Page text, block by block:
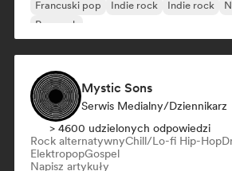
Francuski pop
Indie rock Indie rock
Pop rock
Mystic Sons
Serwis Medialny/Dziennikarz
> 4600 udzielonych odpowiedzi
Rock alternatywnyChill/Lo-fi Hip-Hop
ElektropopGospel
Napisz artykuły